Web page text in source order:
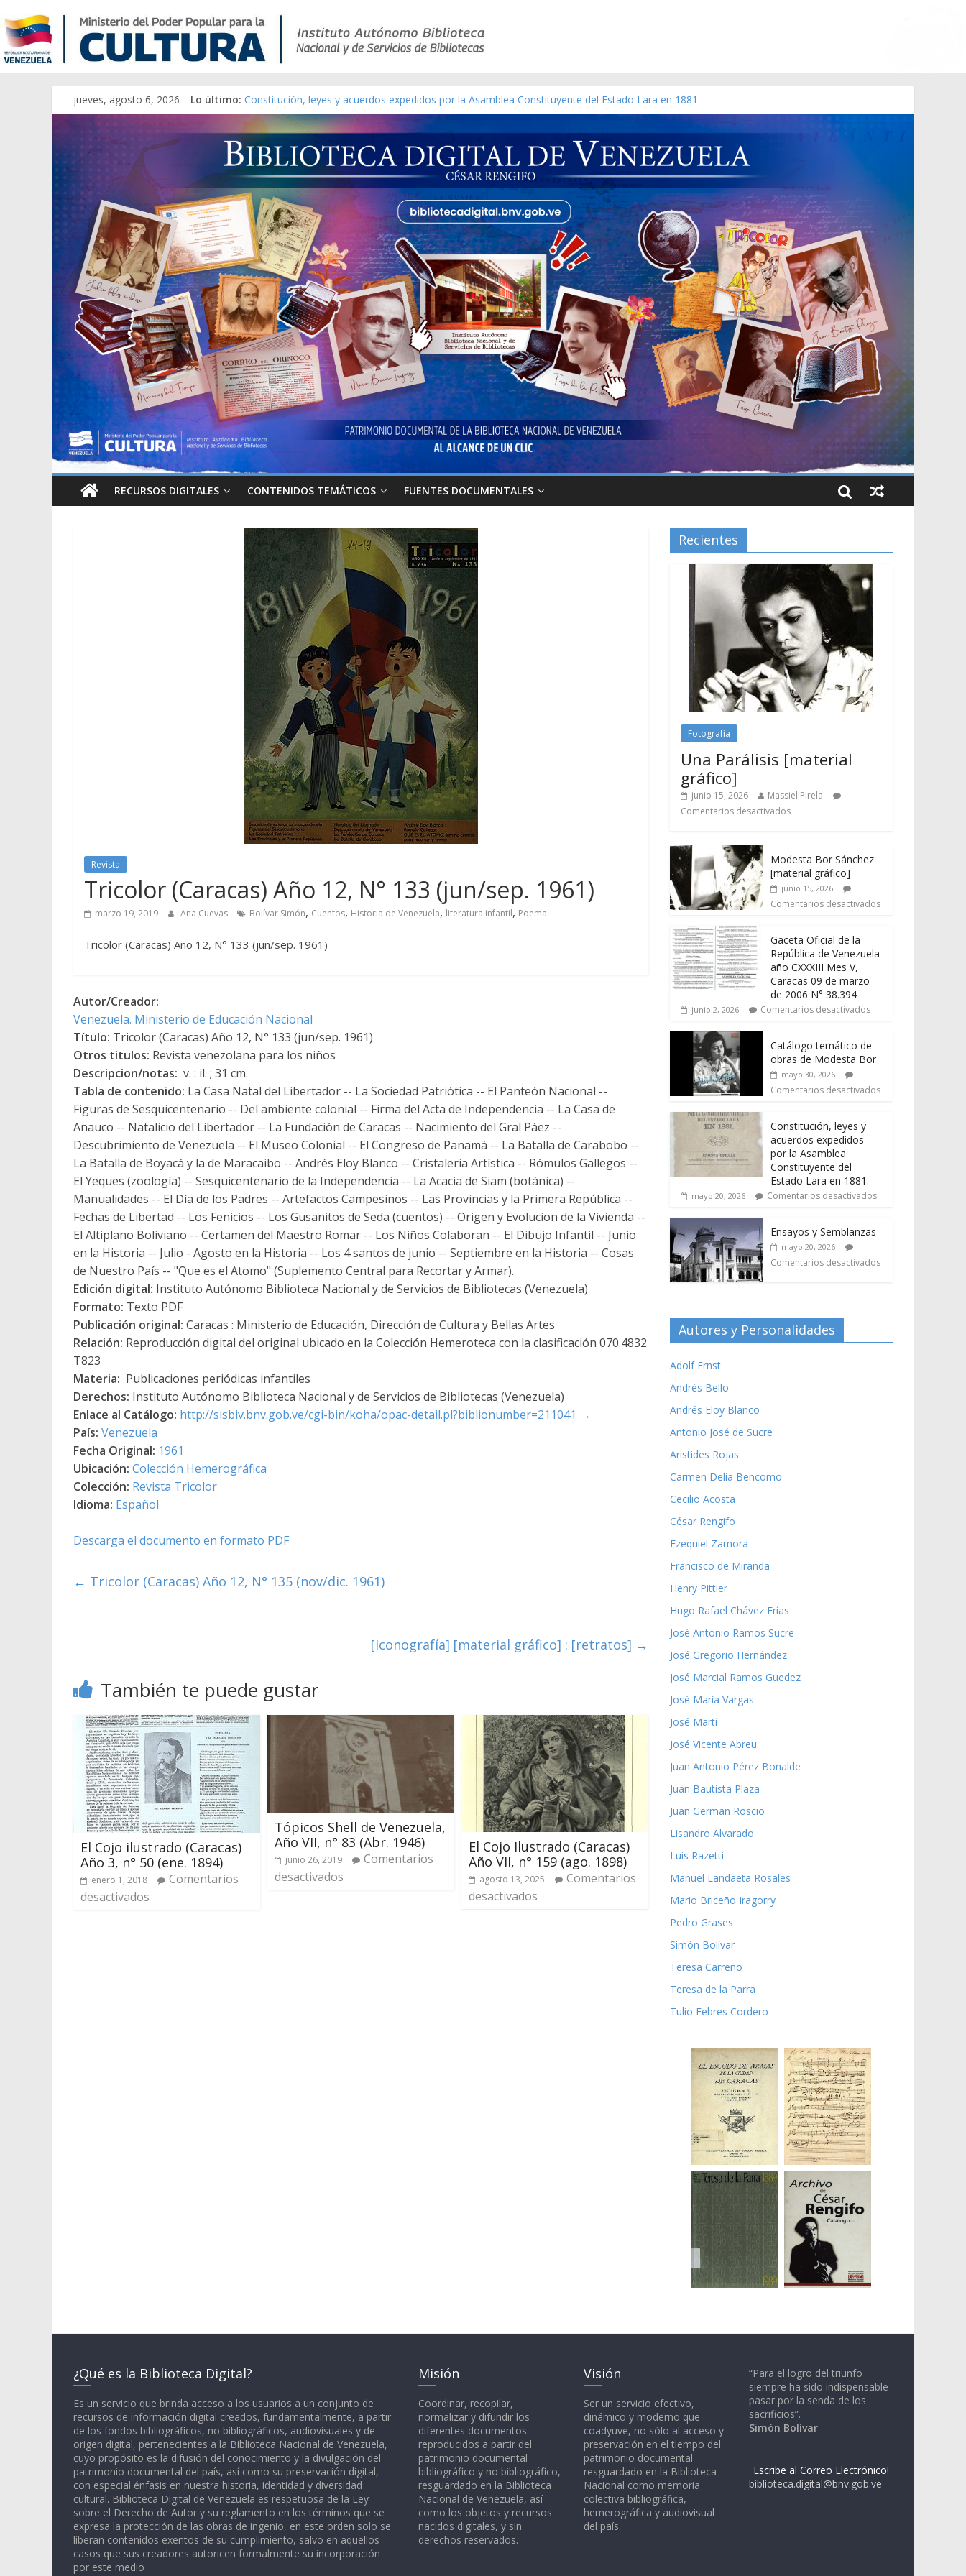
jueves, agosto 6, 2026 Lo último: Constitución, leyes y acuerdos expedidos por la Asamblea Constituyente del Estado Lara en 1881.
Una Parálisis [material gráfico]
Modesta Bor Sánchez [material gráfico]
Gaceta Oficial de la República de Venezuela año CXXXIII Mes V, Caracas 09 de marzo de 2006 N° 38.394
Catálogo temático de obras de Modesta Bor
RECURSOS DIGITALES CONTENIDOS TEMÁTICOS FUENTES DOCUMENTALES
Revista
Tricolor (Caracas) Año 12, N° 133 (jun/sep. 1961)
marzo 19, 2019 Ana Cuevas Bolívar Simón, Cuentos, Historia de Venezuela, literatura infantil, Poema
Tricolor (Caracas) Año 12, N° 133 (jun/sep. 1961)
Autor/Creador:
Venezuela. Ministerio de Educación Nacional
Título: Tricolor (Caracas) Año 12, N° 133 (jun/sep. 1961)
Otros titulos: Revista venezolana para los niños
Descripcion/notas: v. : il. ; 31 cm.
Tabla de contenido: La Casa Natal del Libertador -- La Sociedad Patriótica -- El Panteón Nacional --
Figuras de Sesquicentenario -- Del ambiente colonial -- Firma del Acta de Independencia -- La Casa de
Anauco -- Natalicio del Libertador -- La Fundación de Caracas -- Nacimiento del Gral Páez --
Descubrimiento de Venezuela -- El Museo Colonial -- El Congreso de Panamá -- La Batalla de Carabobo --
La Batalla de Boyacá y la de Maracaibo -- Andrés Eloy Blanco -- Cristaleria Artística -- Rómulos Gallegos --
El Yeques (zoología) -- Sesquicentenario de la Independencia -- La Acacia de Siam (botánica) --
Manualidades -- El Día de los Padres -- Artefactos Campesinos -- Las Provincias y la Primera República --
Fechas de Libertad -- Los Fenicios -- Los Gusanitos de Seda (cuentos) -- Origen y Evolucion de la Vivienda --
El Altiplano Boliviano -- Certamen del Maestro Romar -- Los Niños Colaboran -- El Dibujo Infantil -- Junio
en la Historia -- Julio - Agosto en la Historia -- Los 4 santos de junio -- Septiembre en la Historia -- Cosas
de Nuestro País -- "Que es el Atomo" (Suplemento Central para Recortar y Armar).
Edición digital: Instituto Autónomo Biblioteca Nacional y de Servicios de Bibliotecas (Venezuela)
Formato: Texto PDF
Publicación original: Caracas : Ministerio de Educación, Dirección de Cultura y Bellas Artes
Relación: Reproducción digital del original ubicado en la Colección Hemeroteca con la clasificación 070.4832
T823
Materia: Publicaciones periódicas infantiles
Derechos: Instituto Autónomo Biblioteca Nacional y de Servicios de Bibliotecas (Venezuela)
Enlace al Catálogo: http://sisbiv.bnv.gob.ve/cgi-bin/koha/opac-detail.pl?biblionumber=211041 →
País: Venezuela
Fecha Original: 1961
Ubicación: Colección Hemerográfica
Colección: Revista Tricolor
Idioma: Español
Descarga el documento en formato PDF
← Tricolor (Caracas) Año 12, N° 135 (nov/dic. 1961)
[Iconografía] [material gráfico] : [retratos] →
También te puede gustar
El Cojo ilustrado (Caracas)
Año 3, n° 50 (ene. 1894)
enero 1, 2018
Comentarios
desactivados
Tópicos Shell de Venezuela,
Año VII, n° 83 (Abr. 1946)
junio 26, 2019
Comentarios
desactivados
El Cojo Ilustrado (Caracas)
Año VII, n° 159 (ago. 1898)
agosto 13, 2025
Comentarios
desactivados
Recientes
Fotografía
Una Parálisis [material
gráfico]
junio 15, 2026
Massiel Pirela
Comentarios desactivados
Modesta Bor Sánchez
[material gráfico]
junio 15, 2026
Comentarios desactivados
Gaceta Oficial de la
República de Venezuela
año CXXXIII Mes V,
Caracas 09 de marzo
de 2006 N° 38.394
junio 2, 2026 Comentarios desactivados
Catálogo temático de
obras de Modesta Bor
mayo 30, 2026
Comentarios desactivados
Constitución, leyes y
acuerdos expedidos
por la Asamblea
Constituyente del
Estado Lara en 1881.
mayo 20, 2026 Comentarios desactivados
Ensayos y Semblanzas
mayo 20, 2026
Comentarios desactivados
Autores y Personalidades
Adolf Ernst
Andrés Bello
Andrés Eloy Blanco
Antonio José de Sucre
Aristides Rojas
Carmen Delia Bencomo
Cecilio Acosta
César Rengifo
Ezequiel Zamora
Francisco de Miranda
Henry Pittier
Hugo Rafael Chávez Frías
José Antonio Ramos Sucre
José Gregorio Hernández
José Marcial Ramos Guedez
José María Vargas
José Martí
José Vicente Abreu
Juan Antonio Pérez Bonalde
Juan Bautista Plaza
Juan German Roscio
Lisandro Alvarado
Luis Razetti
Manuel Landaeta Rosales
Mario Briceño Iragorry
Pedro Grases
Simón Bolívar
Teresa Carreño
Teresa de la Parra
Tulio Febres Cordero
¿Qué es la Biblioteca Digital?
Es un servicio que brinda acceso a los usuarios a un conjunto de
recursos de información digital creados, fundamentalmente, a partir
de los fondos bibliográficos, no bibliográficos, audiovisuales y de
origen digital, pertenecientes a la Biblioteca Nacional de Venezuela,
cuyo propósito es la difusión del conocimiento y la divulgación del
patrimonio documental del país, así como su preservación digital,
con especial énfasis en nuestra historia, identidad y diversidad
cultural. Biblioteca Digital de Venezuela es respetuosa de la Ley
sobre el Derecho de Autor y su reglamento en los términos que se
expresa la protección de las obras de ingenio, en este orden solo se
liberan contenidos exentos de su cumplimiento, salvo en aquellos
casos que sus creadores autoricen formalmente su incorporación
por este medio
Misión
Coordinar, recopilar,
normalizar y difundir los
diferentes documentos
reproducidos a partir del
patrimonio documental
bibliográfico y no bibliográfico,
resguardado en la Biblioteca
Nacional de Venezuela, así
como los objetos y recursos
nacidos digitales, y sin
derechos reservados.
Visión
Ser un servicio efectivo,
dinámico y moderno que
coadyuve, no sólo al acceso y
preservación en el tiempo del
patrimonio documental
resguardado en la Biblioteca
Nacional como memoria
colectiva bibliográfica,
hemerográfica y audiovisual
del país.
“Para el logro del triunfo
siempre ha sido indispensable
pasar por la senda de los
sacrificios”.
Simón Bolívar
Escribe al Correo Electrónico!
biblioteca.digital@bnv.gob.ve